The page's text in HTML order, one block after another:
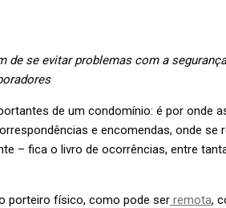
de se evitar problemas com a
de um condomínio: é por onde
e encomendas, onde se
– fica o livro de ocorrências, entre
porteiro físico, como pode serremota,